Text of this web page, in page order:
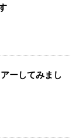
ーしてみまし